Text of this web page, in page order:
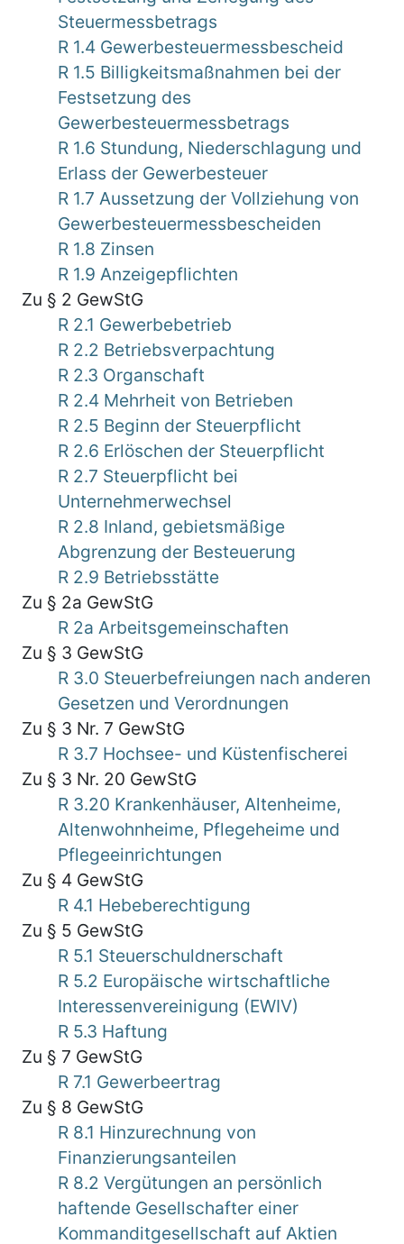
Steuermessbetrags
R 1.4 Gewerbesteuermessbescheid
R 1.5 Billigkeitsmaßnahmen bei der
Festsetzung des
Gewerbesteuermessbetrags
R 1.6 Stundung, Niederschlagung und
Erlass der Gewerbesteuer
R 1.7 Aussetzung der Vollziehung von
Gewerbesteuermessbescheiden
R 1.8 Zinsen
R 1.9 Anzeigepflichten
Zu § 2 GewStG
R 2.1 Gewerbebetrieb
R 2.2 Betriebsverpachtung
R 2.3 Organschaft
R 2.4 Mehrheit von Betrieben
R 2.5 Beginn der Steuerpflicht
R 2.6 Erlöschen der Steuerpflicht
R 2.7 Steuerpflicht bei
Unternehmerwechsel
R 2.8 Inland, gebietsmäßige
Abgrenzung der Besteuerung
R 2.9 Betriebsstätte
Zu § 2a GewStG
R 2a Arbeitsgemeinschaften
Zu § 3 GewStG
R 3.0 Steuerbefreiungen nach anderen
Gesetzen und Verordnungen
Zu § 3 Nr. 7 GewStG
R 3.7 Hochsee- und Küstenfischerei
Zu § 3 Nr. 20 GewStG
R 3.20 Krankenhäuser, Altenheime,
Altenwohnheime, Pflegeheime und
Pflegeeinrichtungen
Zu § 4 GewStG
R 4.1 Hebeberechtigung
Zu § 5 GewStG
R 5.1 Steuerschuldnerschaft
R 5.2 Europäische wirtschaftliche
Interessenvereinigung (EWIV)
R 5.3 Haftung
Zu § 7 GewStG
R 7.1 Gewerbeertrag
Zu § 8 GewStG
R 8.1 Hinzurechnung von
Finanzierungsanteilen
R 8.2 Vergütungen an persönlich
haftende Gesellschafter einer
Kommanditgesellschaft auf Aktien